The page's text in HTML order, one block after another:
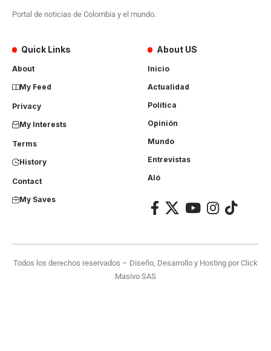
Portal de noticias de Colombia y el mundo.
Quick Links
About
My Feed
Privacy
My Interests
Terms
History
Contact
My Saves
About US
Inicio
Actualidad
Política
Opinión
Mundo
Entrevistas
Aló
Todos los derechos reservados – Diseño, Desarrollo y Hosting porClick
Masivo SAS